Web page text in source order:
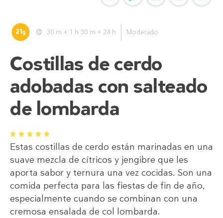
21g 30 m + 1 h 30 m + 24 h Moderado
Costillas de cerdo
adobadas con salteado
de lombarda
1 2 3 4 5
Estas costillas de cerdo están marinadas en una
suave mezcla de cítricos y jengibre que les
aporta sabor y ternura una vez cocidas. Son una
comida perfecta para las fiestas de fin de año,
especialmente cuando se combinan con una
cremosa ensalada de col lombarda.